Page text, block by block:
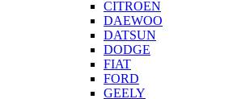
CITROEN
DAEWOO
DATSUN
DODGE
FIAT
FORD
GEELY